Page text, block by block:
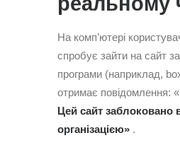
На комп’ютері
спробує зайти на сайт
програми (наприклад,
отримає повідомлення: «
Цей сайт
організацією» .